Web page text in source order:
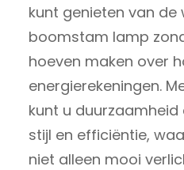
kunt genieten van
boomstam lamp
hoeven maken over
energierekeningen.
kunt u
stijl en efficiëntie,
niet alleen mooi